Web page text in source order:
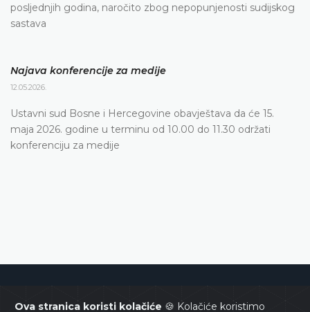
Ova stranica koristi kolačiće 🍪 Kolačiće koristimo
posljednjih godina, naročito zbog nepopunjenosti sudijskog
sastava
Najava konferencije za medije
12.05.2026.
Ustavni sud Bosne i Hercegovine obavještava da će 15.
maja 2026. godine u terminu od 10.00 do 11.30 održati
konferenciju za medije